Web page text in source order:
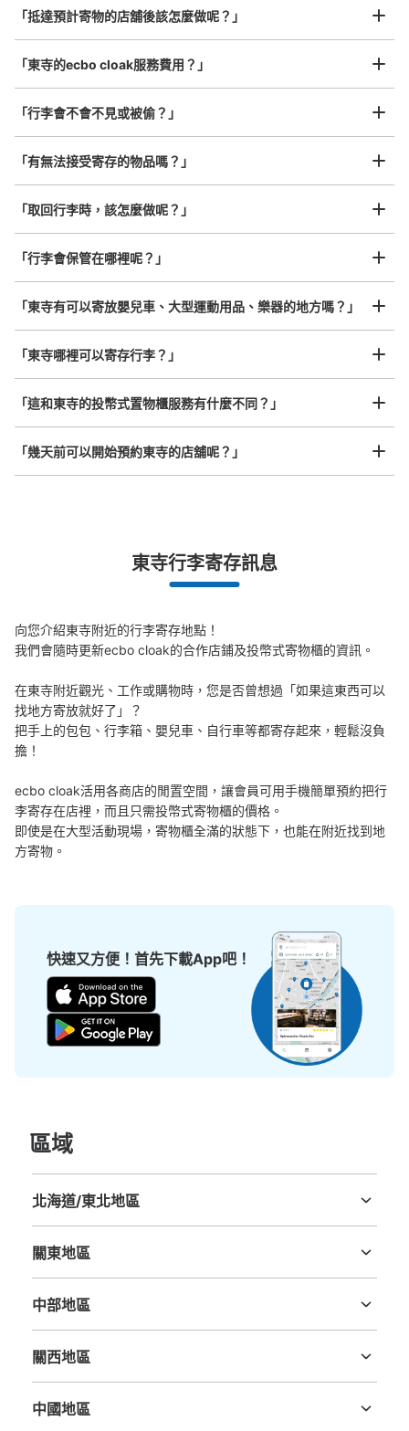
工作人員拍完行李照片後
放下行李，愉快度過一整天！
我們與許多地點方便的車站內店舖以及24小時營業的店鋪合作。
任何尺寸的行李都OK
樂器、嬰兒車、腳踏車等，只要是1個人能搬運的行李尺寸就OK
突發狀況下的安心理賠
發生行李破損、被偷等狀況時安心有保障
¥800/日
「抵達預計寄物的店舖後該怎麼做呢？」
「東寺的ecbo cloak服務費用？」
「行李會不會不見或被偷？」
「有無法接受寄存的物品嗎？」
「取回行李時，該怎麼做呢？」
「行李會保管在哪裡呢？」
「東寺有可以寄放嬰兒車、大型運動用品、樂器的地方嗎？」
「東寺哪裡可以寄存行李？」
「這和東寺的投幣式置物櫃服務有什麼不同？」
「幾天前可以開始預約東寺的店舖呢？」
東寺行李寄存訊息
向您介紹東寺附近的行李寄存地點！
我們會隨時更新ecbo cloak的合作店鋪及投幣式寄物櫃的資訊。
在東寺附近觀光、工作或購物時，您是否曾想過「如果這東西可以
找地方寄放就好了」？
把手上的包包、行李箱、嬰兒車、自行車等都寄存起來，輕鬆沒負
擔！
ecbo cloak活用各商店的閒置空間，讓會員可用手機簡單預約把行
李寄存在店裡，而且只需投幣式寄物櫃的價格。
即使是在大型活動現場，寄物櫃全滿的狀態下，也能在附近找到地
方寄物。
快速又方便！首先下載App吧！
區域
北海道/東北地區
關東地區
中部地區
關西地區
中國地區